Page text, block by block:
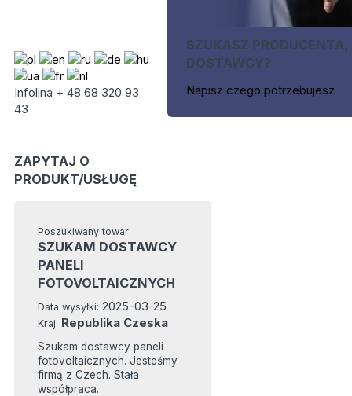
Infolina + 48 68 320 93
43
SZUKASZ PRODUCENTA,
DOSTAWCY?
Napisz czego potrzebujesz
ZAPYTAJ O
PRODUKT/USŁUGĘ
Poszukiwany towar:
SZUKAM DOSTAWCY
PANELI
FOTOVOLTAICZNYCH
Data wysyłki: 2025-03-25
Kraj: Republika Czeska
Szukam dostawcy paneli
fotovoltaicznych. Jesteśmy
firmą z Czech. Stała
współpraca.